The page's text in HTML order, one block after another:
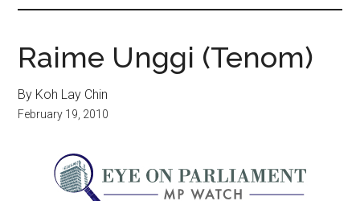
Nut
Graph
Sense
Politics
Pop
Culture
Raime Unggi (Tenom)
By Koh Lay Chin
February 19, 2010